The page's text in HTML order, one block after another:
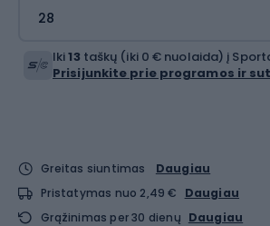
28
Iki13 taškų (iki 0 € nuolaida) į
Prisijunkite prie programos ir
Greitas siuntimas
Daugiau
Pristatymas nuo 2,49 €
Daugiau
Grąžinimas per 30 dienų Daugiau